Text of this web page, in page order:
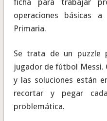
ficha para trabajar
operaciones básicas
Primaria.
Se trata de un puzzle
jugador de fútbol Messi.
y las soluciones están
recortar y pegar
problemática.